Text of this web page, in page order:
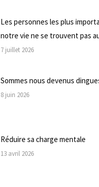
Les personnes les plus
notre vie ne se trouvent pas
7 juillet 2026
Sommes nous devenus
8 juin 2026
Réduire sa charge mentale
13 avril 2026